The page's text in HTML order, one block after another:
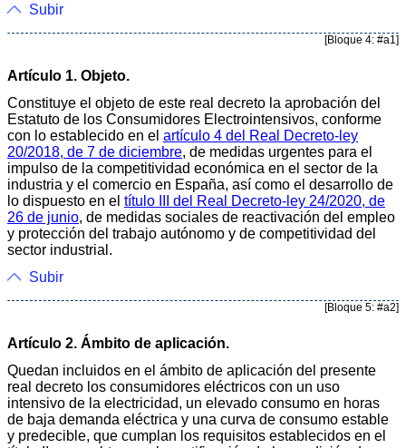
Subir
[Bloque 4: #a1]
Artículo 1. Objeto.
Constituye el objeto de este real decreto la aprobación del
Estatuto de los Consumidores Electrointensivos, conforme
con lo establecido en el artículo 4 del Real Decreto-ley
20/2018, de 7 de diciembre, de medidas urgentes para el
impulso de la competitividad económica en el sector de la
industria y el comercio en España, así como el desarrollo de
lo dispuesto en el título III del Real Decreto-ley 24/2020, de
26 de junio, de medidas sociales de reactivación del empleo
y protección del trabajo autónomo y de competitividad del
sector industrial.
Subir
[Bloque 5: #a2]
Artículo 2. Ámbito de aplicación.
Quedan incluidos en el ámbito de aplicación del presente
real decreto los consumidores eléctricos con un uso
intensivo de la electricidad, un elevado consumo en horas
de baja demanda eléctrica y una curva de consumo estable
y predecible, que cumplan los requisitos establecidos en el